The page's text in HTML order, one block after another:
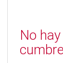
No
cumbre